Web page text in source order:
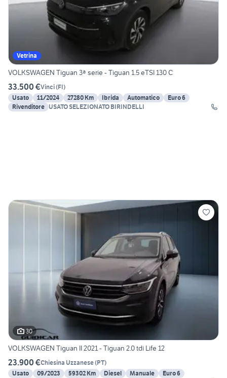
Vetrina
VOLKSWAGEN Tiguan 3ª serie - Tiguan 1.5 eTSI 130 C
33.500 €Vinci(FI)
Usato
11/2024 27280 Km Ibrida Automatico
Euro 6
Rivenditore USATO SELEZIONATO BIRINDELLI
30
VOLKSWAGEN Tiguan II 2021 - Tiguan 2.0 tdi Life 12
23.900 €Chiesina Uzzanese(PT)
Usato
09/2023 59302 Km Diesel Manuale
Euro 6